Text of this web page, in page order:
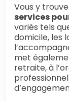
Vous y
services
variés tels
domicile, les
met
retraite, à